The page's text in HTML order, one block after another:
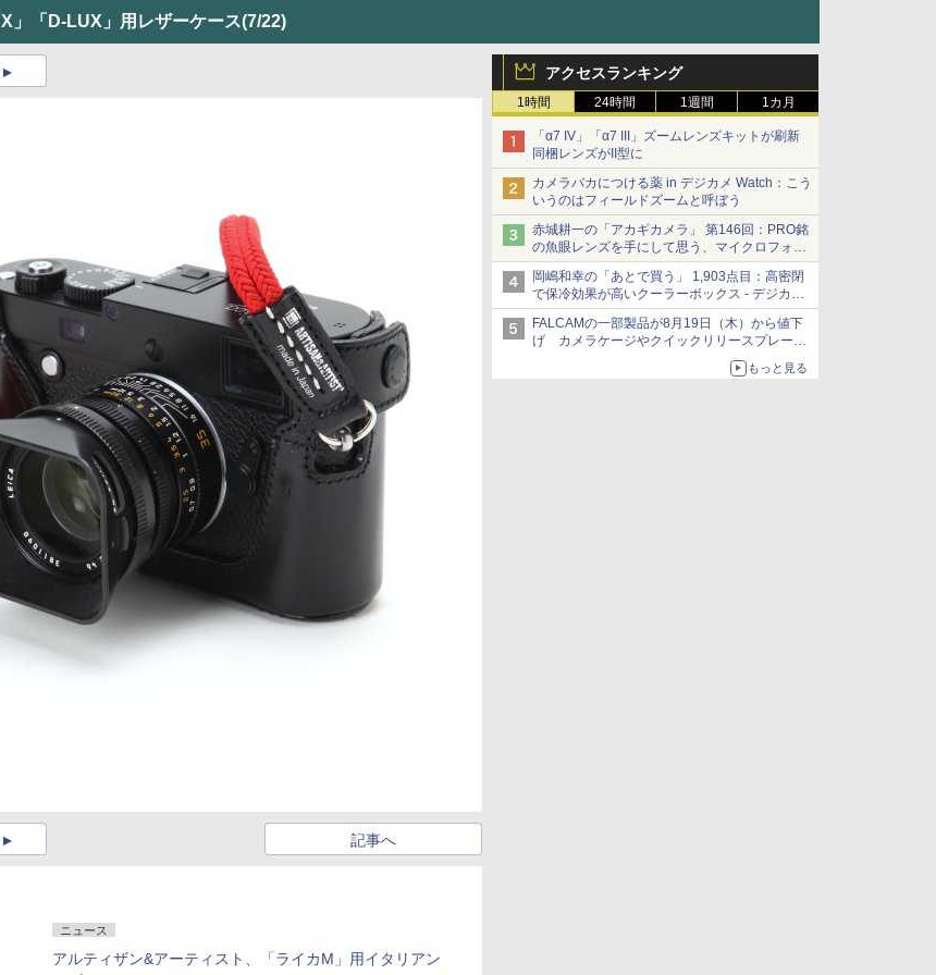
」「D-LUX」用レザーケース(7/22)
アクセスランキング
1時間 24時間 1週間 1カ月
「α7 IV」「α7 III」ズームレンズキットが刷新
同梱レンズがII型に
カメラバカにつける薬 in デジカメ Watch：こう
いうのはフィールドズームと呼ぼう
赤城耕一の「アカギカメラ」 第146回：PRO銘
の魚眼レンズを手にして思う、マイクロフォー
サーズへの期待と可能性
岡嶋和幸の「あとで買う」 1,903点目：高密閉
で保冷効果が高いクーラーボックス - デジカメ
Watch
FALCAMの一部製品が8月19日（木）から値下
げ カメラケージやクイックリリースプレート
もっと見る
記事へ
ニュース
アルティザン&アーティスト、「ライカM」用イタリアン